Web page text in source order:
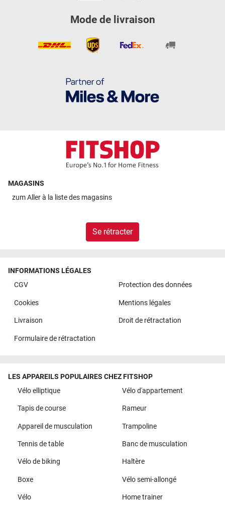
Mode de livraison
MAGASINS
zumAller à la liste des magasins
Se rétracter
INFORMATIONS LÉGALES
CGV
Protection des données
Cookies Mentions légales
Livraison Droit de rétractation
Formulaire de rétractation
LES APPAREILS POPULAIRES CHEZ FITSHOP
Vélo elliptique
Vélo d'appartement
Tapis de course Rameur
Appareil de musculation Trampoline
Tennis de table Banc de musculation
Vélo de biking Haltère
Boxe Vélo semi-allongé
Vélo Home trainer